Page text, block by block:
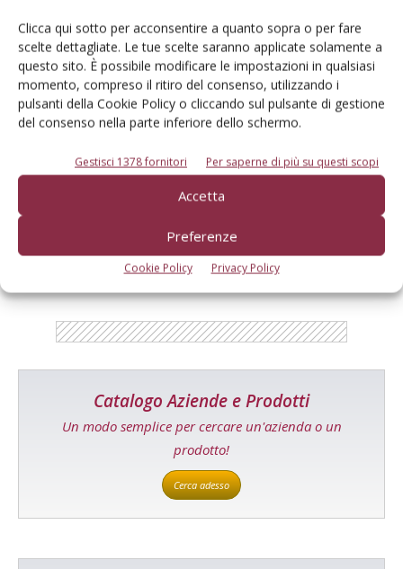
Clicca qui sotto per acconsentire a quanto sopra o per fare
scelte dettagliate. Le tue scelte saranno applicate solamente a
questo sito. È possibile modificare le impostazioni in qualsiasi
momento, compreso il ritiro del consenso, utilizzando i
pulsanti della Cookie Policy o cliccando sul pulsante di gestione
del consenso nella parte inferiore dello schermo.
Gestisci 1378 fornitori Per saperne di più su questi scopi
Accetta
Preferenze
Cookie Policy Privacy Policy
cause, effetti, metodi di controllo
Tecniche, prodotti e servizi dalle aziende
Catalogo Aziende e Prodotti
Un modo semplice per cercare un'azienda o un
prodotto!
Cerca adesso